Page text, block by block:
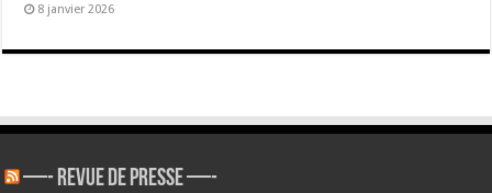
8 janvier 2026
—- REVUE DE PRESSE —-